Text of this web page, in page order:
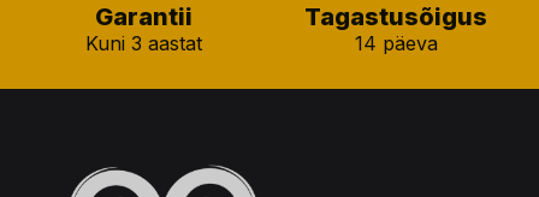
Garantii
Kuni 3 aastat
Tagastusõigus
14 päeva